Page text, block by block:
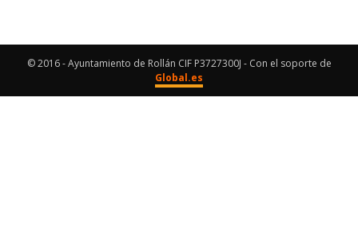
© 2016 - Ayuntamiento de Rollán CIF P3727300J - Con el soporte de
Global.es